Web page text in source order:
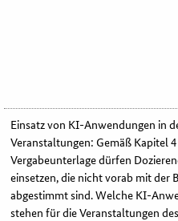
Einsatz von KI-Anwendungen in
Veranstaltungen: Gemäß Kapitel
Vergabeunterlage dürfen
einsetzen, die nicht vorab mit der
abgestimmt sind. Welche KI-
stehen für die Veranstaltungen